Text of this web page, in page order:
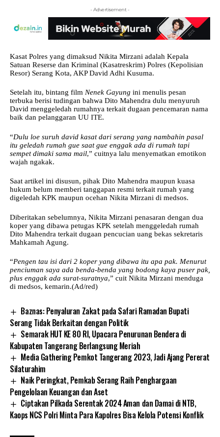
- Advertisement -
Kasat Polres yang dimaksud Nikita Mirzani adalah Kepala
Satuan Reserse dan Kriminal (Kasatreskrim) Polres (Kepolisian
Resor) Serang Kota, AKP David Adhi Kusuma.
Setelah itu, bintang film Nenek Gayung ini menulis pesan
terbuka berisi tudingan bahwa Dito Mahendra dulu menyuruh
David menggeledah rumahnya terkait dugaan pencemaran nama
baik dan pelanggaran UU ITE.
“Dulu loe suruh david kasat dari serang yang nambahin pasal
itu geledah rumah gue saat gue enggak ada di rumah tapi
sempet dimaki sama mail,” cuitnya lalu menyematkan emotikon
wajah ngakak.
Saat artikel ini disusun, pihak Dito Mahendra maupun kuasa
hukum belum memberi tanggapan resmi terkait rumah yang
digeledah KPK maupun ocehan Nikita Mirzani di medsos.
Diberitakan sebelumnya, Nikita Mirzani penasaran dengan dua
koper yang dibawa petugas KPK setelah menggeledah rumah
Dito Mahendra terkait dugaan pencucian uang bekas sekretaris
Mahkamah Agung.
“Pengen tau isi dari 2 koper yang dibawa itu apa pak. Menurut
penciuman saya ada benda-benda yang bodong kaya puser pak,
plus enggak ada surat-suratnya,” cuit Nikita Mirzani menduga
di medsos, kemarin.(Ad/red)
Baznas: Penyaluran Zakat pada Safari Ramadan Bupati
Serang Tidak Berkaitan dengan Politik
Semarak HUT KE 80 RI, Upacara Penurunan Bendera di
Kabupaten Tangerang Berlangsung Meriah
Media Gathering Pemkot Tangerang 2023, Jadi Ajang Pererat
Silaturahim
Naik Peringkat, Pemkab Serang Raih Penghargaan
Pengelolaan Keuangan dan Aset
Ciptakan Pilkada Serentak 2024 Aman dan Damai di NTB,
Kaops NCS Polri Minta Para Kapolres Bisa Kelola Potensi Konflik